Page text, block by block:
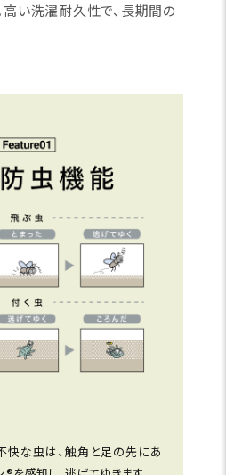
高い洗濯耐久性で、長期間の
快な虫は、触角と足の先にあ